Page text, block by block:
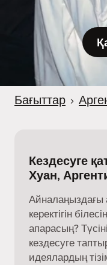
Бағыттар ›
Кездесуге
Хуан,
Айналаңыздағы
керектігін
апарасың?
кездесуге
идеялардың